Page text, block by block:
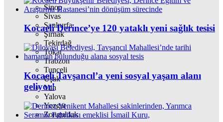
Sinop
Sivas
Şanlıurfa
Şırnak
Tekirdağ
Tokat
Trabzon
Tunceli
Uşak
Van
Yalova
Yozgat
Zonguldak
Kocaeli Derince’ye 120 yataklı yeni sağlık tesisi
Kocaeli Tavşancıl’a yeni sosyal yaşam alanı
geliyor!